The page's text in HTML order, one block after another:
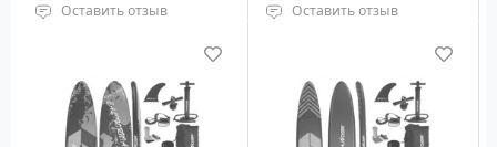
Оставить отзыв
150 мм
Вес райдера: до 150 кг
Вес: 13 кг
Оставить отзыв
150 мм
Вес райдера: до 150 кг
Вес: 13 кг